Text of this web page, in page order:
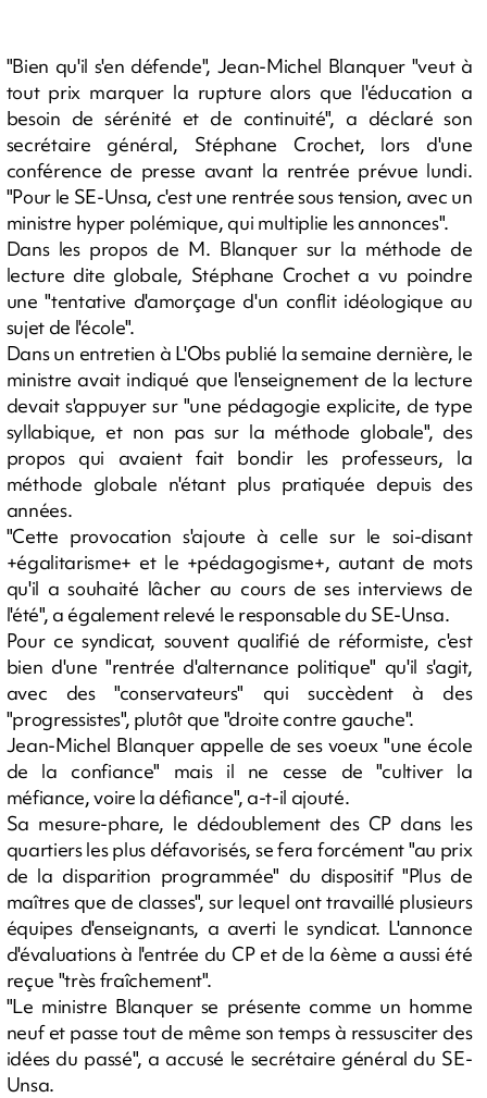
"Bien qu'il s'en défende", Jean-Michel Blanquer "veut à
tout prix marquer la rupture alors que l'éducation a
besoin de sérénité et de continuité", a déclaré son
secrétaire général, Stéphane Crochet, lors d'une
conférence de presse avant la rentrée prévue lundi.
"Pour le SE-Unsa, c'est une rentrée sous tension, avec un
ministre hyper polémique, qui multiplie les annonces".
Dans les propos de M. Blanquer sur la méthode de
lecture dite globale, Stéphane Crochet a vu poindre
une "tentative d'amorçage d'un conflit idéologique au
sujet de l'école".
Dans un entretien à L'Obs publié la semaine dernière, le
ministre avait indiqué que l'enseignement de la lecture
devait s'appuyer sur "une pédagogie explicite, de type
syllabique, et non pas sur la méthode globale", des
propos qui avaient fait bondir les professeurs, la
méthode globale n'étant plus pratiquée depuis des
années.
"Cette provocation s'ajoute à celle sur le soi-disant
+égalitarisme+ et le +pédagogisme+, autant de mots
qu'il a souhaité lâcher au cours de ses interviews de
l'été", a également relevé le responsable du SE-Unsa.
Pour ce syndicat, souvent qualifié de réformiste, c'est
bien d'une "rentrée d'alternance politique" qu'il s'agit,
avec des "conservateurs" qui succèdent à des
"progressistes", plutôt que "droite contre gauche".
Jean-Michel Blanquer appelle de ses voeux "une école
de la confiance" mais il ne cesse de "cultiver la
méfiance, voire la défiance", a-t-il ajouté.
Sa mesure-phare, le dédoublement des CP dans les
quartiers les plus défavorisés, se fera forcément "au prix
de la disparition programmée" du dispositif "Plus de
maîtres que de classes", sur lequel ont travaillé plusieurs
équipes d'enseignants, a averti le syndicat. L'annonce
d'évaluations à l'entrée du CP et de la 6ème a aussi été
reçue "très fraîchement".
"Le ministre Blanquer se présente comme un homme
neuf et passe tout de même son temps à ressusciter des
idées du passé", a accusé le secrétaire général du SE-
Unsa.